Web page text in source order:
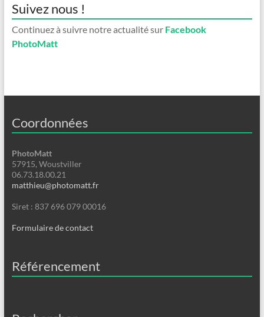
Suivez nous !
Continuez à suivre notre actualité sur Facebook
PhotoMatt
Coordonnées
PhotoMatt
57915, Woustviller
06.73.18.00.21
matthieu@photomatt.fr
Siret : 837 696 079 00016
Formulaire de contact
Référencement